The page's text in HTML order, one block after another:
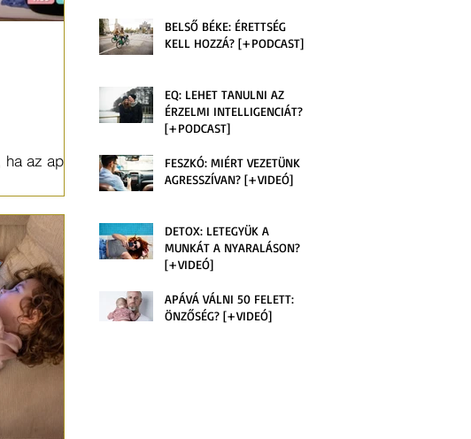
az apa
BELSŐ BÉKE: ÉRETTSÉG
KELL HOZZÁ? [+PODCAST]
EQ: LEHET TANULNI AZ
ÉRZELMI INTELLIGENCIÁT?
[+PODCAST]
FESZKÓ: MIÉRT VEZETÜNK
AGRESSZÍVAN? [+VIDEÓ]
DETOX: LETEGYÜK A
MUNKÁT A NYARALÁSON?
[+VIDEÓ]
APÁVÁ VÁLNI 50 FELETT:
ÖNZŐSÉG? [+VIDEÓ]